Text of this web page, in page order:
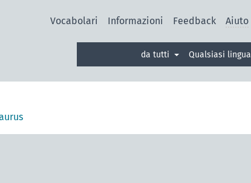
Vocabolari Informazioni Feedback Aiuto
da tutti Qualsiasi lingua